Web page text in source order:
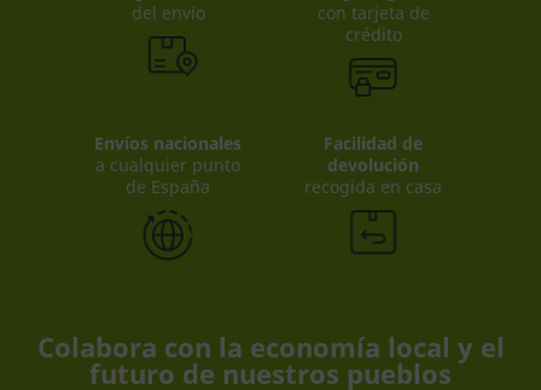
del envío
con tarjeta de
crédito
Envíos nacionales
a cualquier punto
de España
Facilidad de
devolución
recogida en casa
Colabora con la economía local y el
futuro de nuestros pueblos